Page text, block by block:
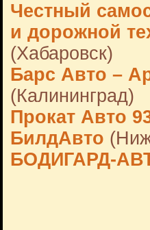
Честный
и дорожной
(Хабаровск)
Барс Авто –
(Калининград)
Прокат Авто
БилдАвто
БОДИГАРД-